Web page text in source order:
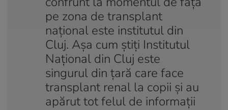
pe zona de transplant
naţional este institutul din
Cluj. Aşa cum ştiţi Institutul
Naţional din Cluj este
singurul din ţară care face
transplant renal la copii şi au
apărut tot felul de informaţii